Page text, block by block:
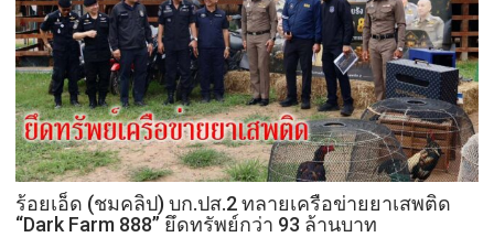
กิน
เงาะ
เมือง
เลย
คำ
สั่ง
ให้
จัดการ
เลือก
ตั้ง
นายก
อบจ.ขอนแก่น
ใหม่
กกต.
ร้อยเอ็ด (ชมคลิป) บก.ปส.2 ทลายเครือข่ายยาเสพติด
“Dark Farm 888” ยึดทรัพย์กว่า 93 ล้านบาท